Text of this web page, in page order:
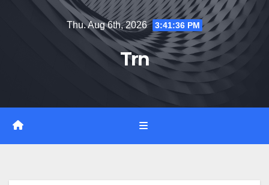
Thu. Aug 6th, 2026 3:41:38 PM
Trn